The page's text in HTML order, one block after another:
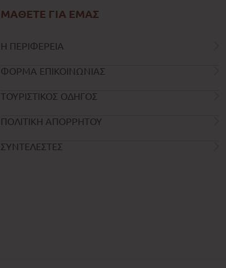
ΜΑΘΕΤΕ ΓΙΑ ΕΜΑΣ
Η ΠΕΡΙΦΕΡΕΙΑ
ΦΟΡΜΑ ΕΠΙΚΟΙΝΩΝΙΑΣ
ΤΟΥΡΙΣΤΙΚΟΣ ΟΔΗΓΟΣ
ΠΟΛΙΤΙΚΗ ΑΠΟΡΡΗΤΟΥ
ΣΥΝΤΕΛΕΣΤΕΣ